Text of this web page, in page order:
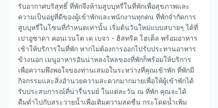
รับอากาศบริสุทธิ์ ที่พักจึงห้ามสูบบุหรี่ในที่พักเพื่อสุขภาพและ
ความเป็นอยู่ที่ดีของผู้เข้าพักและพนักงานทุกคน ที่พักจำกัดการ
สูบบุหรี่ในโซนที่กำหนดเท่านั้น เริ่มต้นวันใหม่แบบสบายๆ ได้ที่
เปาอูซาดา คอนเวนโต เด เบจา - ฮิสทริค โฮเต็ล พร้อมอาหาร
เช้าให้บริการในที่พัก หากไม่ต้องการออกไปรับประทานอาหาร
ข้างนอก เมนูอาหารอันน่าหลงใหลของที่พักก็พร้อมให้บริการ
เพื่อความพึงพอใจของท่านเสมอในระหว่างที่คุณเข้าพัก ที่พักมี
กิจกรรมและสิ่งอำนวยความสะดวกมากมายเพื่อให้ผู้เข้าพักได้
รับประสบการณ์ที่น่ารื่นรมย์ ในแต่ละวัน ณ ที่พัก คุณจะได้
ดื่มด่ำไปกับสระว่ายน้ำเพื่อเติมความสดชื่น กระโดดน้ำเพิ่ม